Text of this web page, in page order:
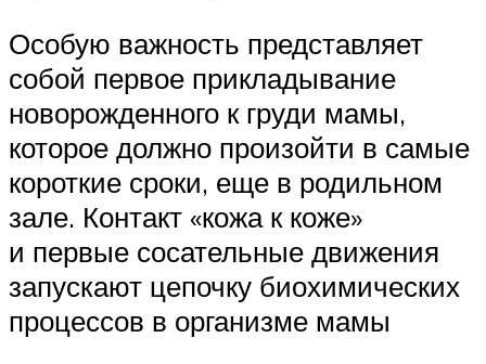
Особую важность представляет
собой первое прикладывание
новорожденного к груди мамы,
которое должно произойти в самые
короткие сроки, еще в родильном
зале. Контакт «кожа к коже»
и первые сосательные движения
запускают цепочку биохимических
процессов в организме мамы